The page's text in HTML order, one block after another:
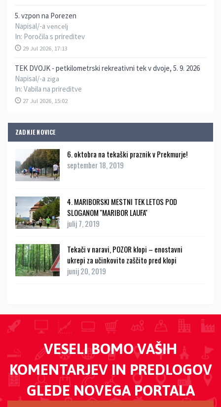
5. vzpon na Porezen
Napisal/-a vencelj
In: Poročila s prireditev
29 Jul 2026, 17:13
TEK DVOJK - petkilometrski rekreativni tek v dvoje, 5. 9. 2026
Napisal/-a ziga
In: Vabila na prireditve
27 Jul 2026, 15:02
ZADNJE NOVICE
6. oktobra na tekaški praznik v Prekmurje!
september 18, 2019
4. MARIBORSKI MESTNI TEK LETOS POD
SLOGANOM ''MARIBOR LAUFA''
julij 7, 2019
Tekači v naravi, POZOR klopi – enostavni
ukrepi za učinkovito zaščito pred klopi
junij 20, 2019
VESELI BOMO VAŠIH
KOMENTARJEV IN PREDLOGOV
GLEDE NOVEGA PORTALA